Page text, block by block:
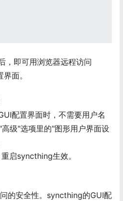
即可用浏览器远程访问
面。
配置界面时，不需要用户名
级"选项里的"图形用户界面设
启syncthing生效。
安全性。syncthing的GUI配